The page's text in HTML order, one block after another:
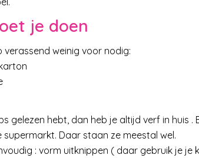
je doen
verassend weinig voor nodig:
gelezen hebt, dan heb je altijd verf in huis
supermarkt. Daar staan ze meestal wel.
: vorm uitknippen ( daar gebruik je